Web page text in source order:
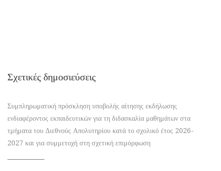
Σχετικές δημοσιεύσεις
Συμπληρωματική πρόσκληση υποβολής αίτησης εκδήλωσης
ενδιαφέροντος εκπαιδευτικών για τη διδασκαλία μαθημάτων στα
τμήματα του Διεθνούς Απολυτηρίου κατά το σχολικό έτος 2026-
2027 και για συμμετοχή στη σχετική επιμόρφωση